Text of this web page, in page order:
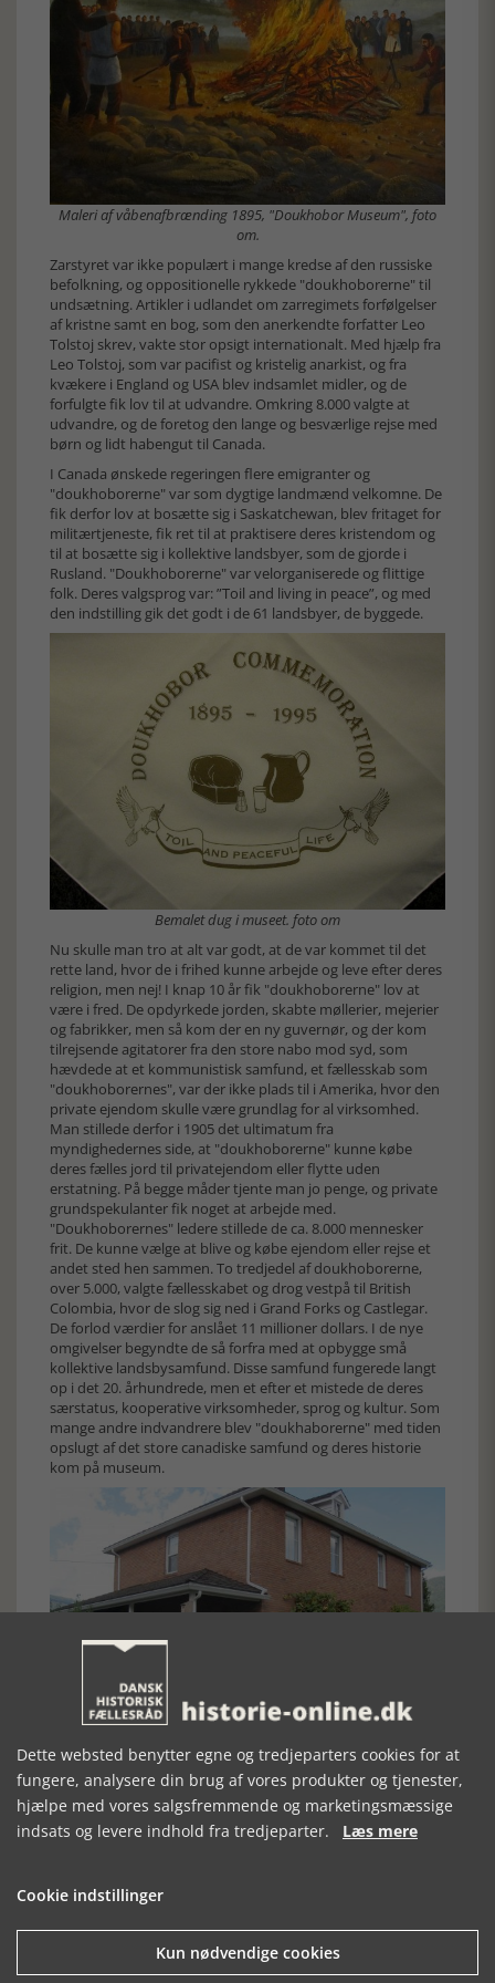
Maleri af våbenafbrænding 1895, "Doukhobor Museum", foto
om.
Zarstyret var ikke populært i mange kredse af den russiske
befolkning, og oppositionelle rykkede "doukhoborerne" til
undsætning. Artikler i udlandet om zarregimets forfølgelser
af kristne samt en bog, som den anerkendte forfatter Leo
Tolstoj skrev, vakte stor opsigt internationalt. Med hjælp fra
Leo Tolstoj, som var pacifist og kristelig anarkist, og fra
kvækere i England og USA blev indsamlet midler, og de
forfulgte fik lov til at udvandre. Omkring 8.000 valgte at
udvandre, og de foretog den lange og besværlige rejse med
børn og lidt habengut til Canada.
I Canada ønskede regeringen flere emigranter og
"doukhoborerne" var som dygtige landmænd velkomne. De
fik derfor lov at bosætte sig i Saskatchewan, blev fritaget for
militærtjeneste, fik ret til at praktisere deres kristendom og
til at bosætte sig i kollektive landsbyer, som de gjorde i
Rusland. "Doukhoborerne" var velorganiserede og flittige
folk. Deres valgsprog var: ”Toil and living in peace”, og med
den indstilling gik det godt i de 61 landsbyer, de byggede.
Bemalet dug i museet. foto om
Nu skulle man tro at alt var godt, at de var kommet til det
rette land, hvor de i frihed kunne arbejde og leve efter deres
religion, men nej! I knap 10 år fik "doukhoborerne" lov at
være i fred. De opdyrkede jorden, skabte møllerier, mejerier
og fabrikker, men så kom der en ny guvernør, og der kom
tilrejsende agitatorer fra den store nabo mod syd, som
hævdede at et kommunistisk samfund, et fællesskab som
"doukhoborernes", var der ikke plads til i Amerika, hvor den
private ejendom skulle være grundlag for al virksomhed.
Man stillede derfor i 1905 det ultimatum fra
myndighedernes side, at "doukhoborerne" kunne købe
deres fælles jord til privatejendom eller flytte uden
erstatning. På begge måder tjente man jo penge, og private
grundspekulanter fik noget at arbejde med.
"Doukhoborernes" ledere stillede de ca. 8.000 mennesker
frit. De kunne vælge at blive og købe ejendom eller rejse et
andet sted hen sammen. To tredjedel af doukhoborerne,
over 5.000, valgte fællesskabet og drog vestpå til British
Colombia, hvor de slog sig ned i Grand Forks og Castlegar.
De forlod værdier for anslået 11 millioner dollars. I de nye
omgivelser begyndte de så forfra med at opbygge små
kollektive landsbysamfund. Disse samfund fungerede langt
op i det 20. århundrede, men et efter et mistede de deres
særstatus, kooperative virksomheder, sprog og kultur. Som
mange andre indvandrere blev "doukhaborerne" med tiden
opslugt af det store canadiske samfund og deres historie
kom på museum.
Hovedbygningen på museet ved Castlegar, Canada. foto om
Museet er et frilandsmuseum med rekonstruktion af en
landsby. Museet har 10 huse og 1600 genstande. Familierne
fællesskab. En afdeling af museet er pædagogisk og gør rede
for den ovennævnte historie. Hertil kommer udstillede
kan bestille omvisning. En af "doukhoborernes" åndelige
fædre, Sylvan Kolesnikov, forkastede ritualer og religiøs
Dette websted benytter egne og tredjeparters cookies for at
fungere, analysere din brug af vores produkter og tjenester,
hjælpe med vores salgsfremmende og marketingsmæssige
indsats og levere indhold fra tredjeparter. Læs mere
Cookie indstillinger
Kun nødvendige cookies